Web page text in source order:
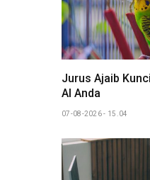
Jurus Ajaib
AI Anda
07-08-2026 - 15.04